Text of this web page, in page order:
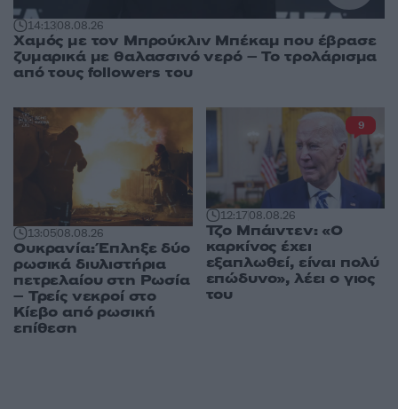
14:1308.08.26
Χαμός με τον Μπρούκλιν Μπέκαμ που έβρασε
ζυμαρικά με θαλασσινό νερό – Το τρολάρισμα
από τους followers του
13:0508.08.26
Ουκρανία: Έπληξε δύο
ρωσικά διυλιστήρια
πετρελαίου στη Ρωσία
– Τρείς νεκροί στο
Κίεβο από ρωσική
επίθεση
12:1708.08.26
Τζο Μπάιντεν: «Ο
καρκίνος έχει
εξαπλωθεί, είναι πολύ
επώδυνο», λέει ο γιος
του
9